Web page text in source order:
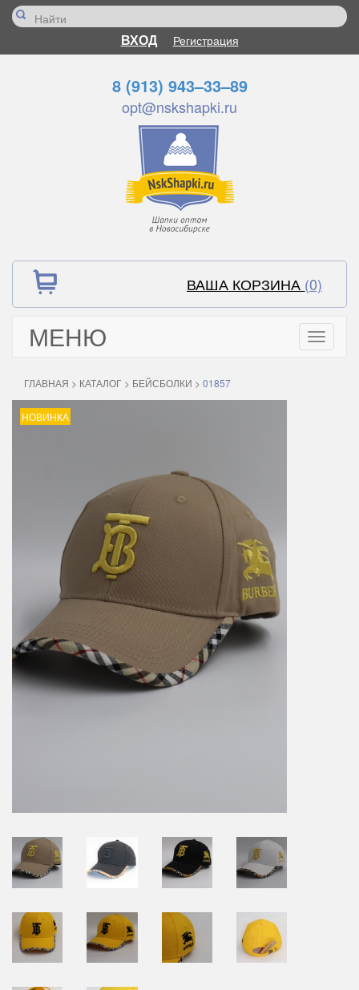
ВХОД Регистрация
8 (913) 943–33–89
opt@nskshapki.ru
ВАША КОРЗИНА (0)
МЕНЮ
Toggle
ГЛАВНАЯ > КАТАЛОГ > БЕЙСБОЛКИ > 01857
НОВИНКА